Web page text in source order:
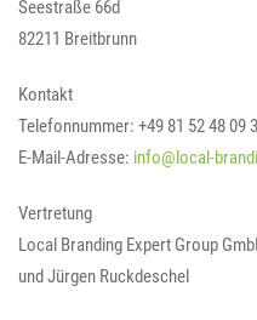
Seestraße 66d
82211 Breitbrunn
Kontakt
Telefonnummer: +49 81 52 48 09
E-Mail-Adresse: info@local-
Vertretung
Local Branding Expert Group
und Jürgen Ruckdeschel